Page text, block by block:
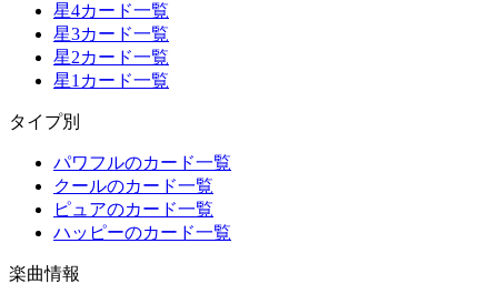
星4カード一覧
星3カード一覧
星2カード一覧
星1カード一覧
タイプ別
パワフルのカード一覧
クールのカード一覧
ピュアのカード一覧
ハッピーのカード一覧
楽曲情報